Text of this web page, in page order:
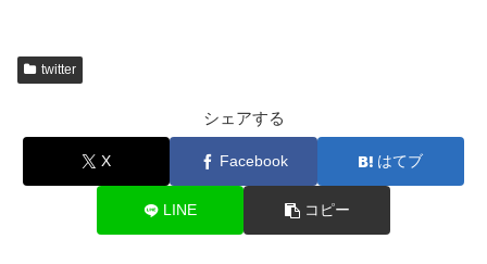
twitter
シェアする
X Facebook はてブ
LINE コピー